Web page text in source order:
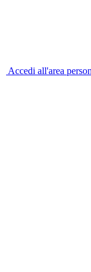
Accedi all'area